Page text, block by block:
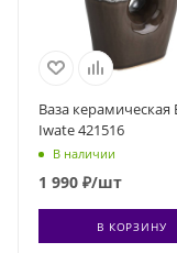
Ваза керамическая
Iwate 421516
В наличии
1 990 ₽/шт
В КОРЗИНУ